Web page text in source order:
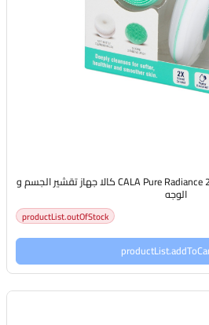
CALA Pure Radiance 2-in-1 Facial Cleansing System كالا جهاز تقشير الجسم و
الوجه
productList.outOfStock